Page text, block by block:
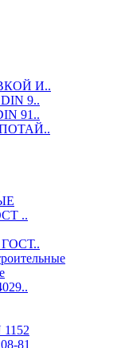
И..
9..
91..
..
81